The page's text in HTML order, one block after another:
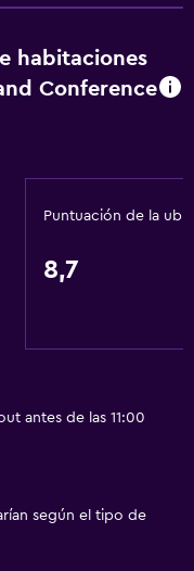
habitaciones
Conference
Puntuación de la
8,7
antes de las 11:00
según el tipo de